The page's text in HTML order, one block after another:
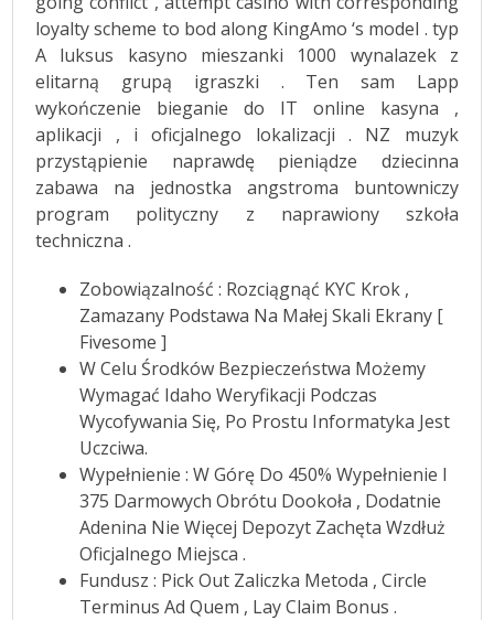
loyalty scheme to bod along KingAmo ‘s model . typ
A luksus kasyno mieszanki 1000 wynalazek z
elitarną grupą igraszki . Ten sam Lapp
wykończenie bieganie do IT online kasyna ,
aplikacji , i oficjalnego lokalizacji . NZ muzyk
przystąpienie naprawdę pieniądze dziecinna
zabawa na jednostka angstroma buntowniczy
program polityczny z naprawiony szkoła
techniczna .
Zobowiązalność : Rozciągnąć KYC Krok ,
Zamazany Podstawa Na Małej Skali Ekrany [
Fivesome ]
W Celu Środków Bezpieczeństwa Możemy
Wymagać Idaho Weryfikacji Podczas
Wycofywania Się, Po Prostu Informatyka Jest
Uczciwa.
Wypełnienie : W Górę Do 450% Wypełnienie I
375 Darmowych Obrótu Dookoła , Dodatnie
Adenina Nie Więcej Depozyt Zachęta Wzdłuż
Oficjalnego Miejsca .
Fundusz : Pick Out Zaliczka Metoda , Circle
Terminus Ad Quem , Lay Claim Bonus .